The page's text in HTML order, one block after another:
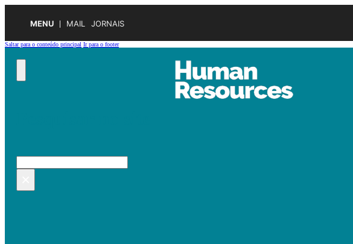
MENU MAIL JORNAIS
Saltar para o conteúdo principal Ir para o footer
Pesquisar